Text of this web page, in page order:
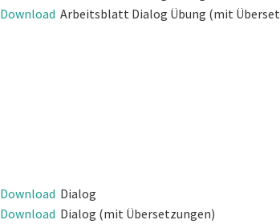
Download Arbeitsblatt Dialog Übung (mit
Download Dialog
Download Dialog (mit Übersetzungen)